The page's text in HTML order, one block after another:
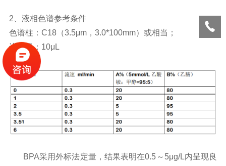
2 液相色谱参考条件
色谱柱： C18（3.5μm， 3.0*100mm）或相当；
进样量： 10μ L
BPA采用外标法定量，结果表明在0.5 ～ 5μg/L内呈现良